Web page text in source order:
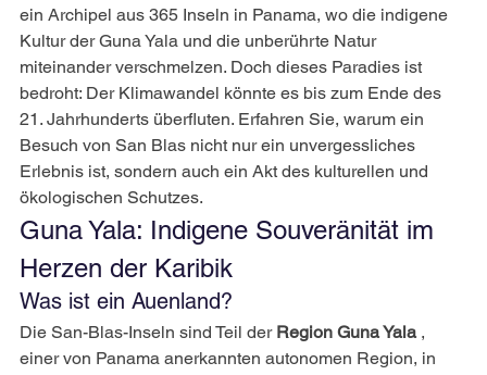
ein Archipel aus 365 Inseln in Panama, wo die indigene
Kultur der Guna Yala und die unberührte Natur
miteinander verschmelzen. Doch dieses Paradies ist
bedroht: Der Klimawandel könnte es bis zum Ende des
21. Jahrhunderts überfluten. Erfahren Sie, warum ein
Besuch von San Blas nicht nur ein unvergessliches
Erlebnis ist, sondern auch ein Akt des kulturellen und
ökologischen Schutzes.
Guna Yala: Indigene Souveränität im
Herzen der Karibik
Was ist ein Auenland?
Die San-Blas-Inseln sind Teil der Region Guna Yala ,
einer von Panama anerkannten autonomen Region, in